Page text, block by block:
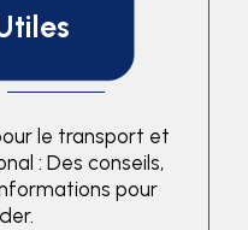
le transport et
: Des conseils,
pour